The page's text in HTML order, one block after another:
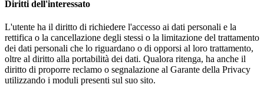
Diritti dell'interessato
L'utente ha il diritto di richiedere l'accesso ai dati personali e la
rettifica o la cancellazione degli stessi o la limitazione del trattamento
dei dati personali che lo riguardano o di opporsi al loro trattamento,
oltre al diritto alla portabilità dei dati. Qualora ritenga, ha anche il
diritto di proporre reclamo o segnalazione al Garante della Privacy
utilizzando i moduli presenti sul suo sito.